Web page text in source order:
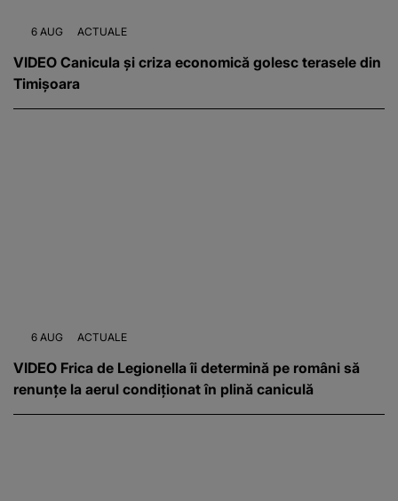
6 AUG ACTUALE
VIDEO Canicula și criza economică golesc terasele din
Timișoara
6 AUG ACTUALE
VIDEO Frica de Legionella îi determină pe români să
renunțe la aerul condiționat în plină caniculă